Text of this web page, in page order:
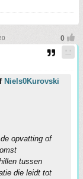
Niels0Kurovski
opvatting of
tussen
die leidt tot